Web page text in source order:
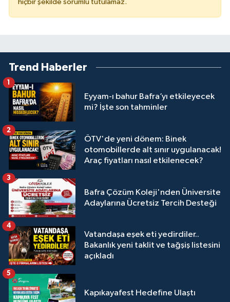
hiçbir şekilde sorumlu tutulamaz.
Trend Haberler
Eyyam-ı bahur Bafra’yı etkileyecek
mi? İşte son tahminler
1
ÖTV'de yeni dönem: Binek
otomobillerde alt sınır uygulanacak!
Araç fiyatları nasıl etkilenecek?
2
Bafra Çözüm Koleji'nden Üniversite
Adaylarına Ücretsiz Tercih Desteği
3
Vatandaşa eşek eti yedirdiler..
Bakanlık yeni taklit ve tağşiş listesini
açıkladı
4
Kapıkayafest Hedefine Ulaştı
5